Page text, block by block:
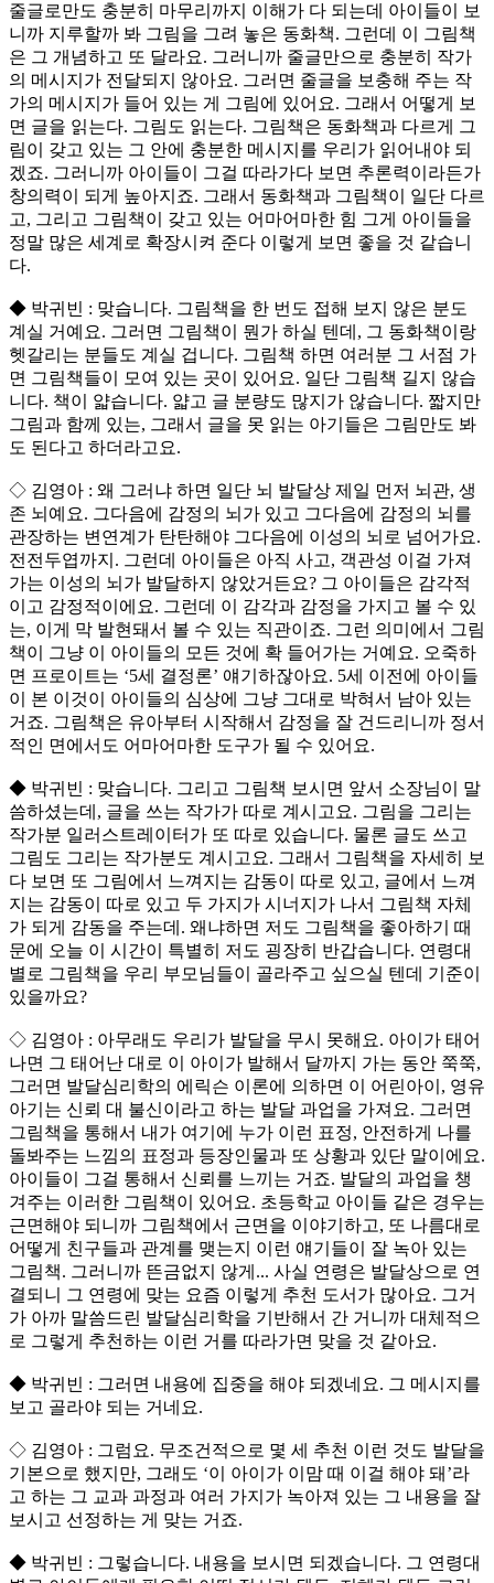
줄글로만도 충분히 마무리까지 이해가 다 되는데 아이들이 보
니까 지루할까 봐 그림을 그려 놓은 동화책. 그런데 이 그림책
은 그 개념하고 또 달라요. 그러니까 줄글만으로 충분히 작가
의 메시지가 전달되지 않아요. 그러면 줄글을 보충해 주는 작
가의 메시지가 들어 있는 게 그림에 있어요. 그래서 어떻게 보
면 글을 읽는다. 그림도 읽는다. 그림책은 동화책과 다르게 그
림이 갖고 있는 그 안에 충분한 메시지를 우리가 읽어내야 되
겠죠. 그러니까 아이들이 그걸 따라가다 보면 추론력이라든가
창의력이 되게 높아지죠. 그래서 동화책과 그림책이 일단 다르
고, 그리고 그림책이 갖고 있는 어마어마한 힘 그게 아이들을
정말 많은 세계로 확장시켜 준다 이렇게 보면 좋을 것 같습니
다.
◆ 박귀빈 : 맞습니다. 그림책을 한 번도 접해 보지 않은 분도
계실 거예요. 그러면 그림책이 뭔가 하실 텐데, 그 동화책이랑
헷갈리는 분들도 계실 겁니다. 그림책 하면 여러분 그 서점 가
면 그림책들이 모여 있는 곳이 있어요. 일단 그림책 길지 않습
니다. 책이 얇습니다. 얇고 글 분량도 많지가 않습니다. 짧지만
그림과 함께 있는, 그래서 글을 못 읽는 아기들은 그림만도 봐
도 된다고 하더라고요.
◇ 김영아 : 왜 그러냐 하면 일단 뇌 발달상 제일 먼저 뇌관, 생
존 뇌예요. 그다음에 감정의 뇌가 있고 그다음에 감정의 뇌를
관장하는 변연계가 탄탄해야 그다음에 이성의 뇌로 넘어가요.
전전두엽까지. 그런데 아이들은 아직 사고, 객관성 이걸 가져
가는 이성의 뇌가 발달하지 않았거든요? 그 아이들은 감각적
이고 감정적이에요. 그런데 이 감각과 감정을 가지고 볼 수 있
는, 이게 막 발현돼서 볼 수 있는 직관이죠. 그런 의미에서 그림
책이 그냥 이 아이들의 모든 것에 확 들어가는 거예요. 오죽하
면 프로이트는 ‘5세 결정론’ 얘기하잖아요. 5세 이전에 아이들
이 본 이것이 아이들의 심상에 그냥 그대로 박혀서 남아 있는
거죠. 그림책은 유아부터 시작해서 감정을 잘 건드리니까 정서
적인 면에서도 어마어마한 도구가 될 수 있어요.
◆ 박귀빈 : 맞습니다. 그리고 그림책 보시면 앞서 소장님이 말
씀하셨는데, 글을 쓰는 작가가 따로 계시고요. 그림을 그리는
작가분 일러스트레이터가 또 따로 있습니다. 물론 글도 쓰고
그림도 그리는 작가분도 계시고요. 그래서 그림책을 자세히 보
다 보면 또 그림에서 느껴지는 감동이 따로 있고, 글에서 느껴
지는 감동이 따로 있고 두 가지가 시너지가 나서 그림책 자체
가 되게 감동을 주는데. 왜냐하면 저도 그림책을 좋아하기 때
문에 오늘 이 시간이 특별히 저도 굉장히 반갑습니다. 연령대
별로 그림책을 우리 부모님들이 골라주고 싶으실 텐데 기준이
있을까요?
◇ 김영아 : 아무래도 우리가 발달을 무시 못해요. 아이가 태어
나면 그 태어난 대로 이 아이가 발해서 달까지 가는 동안 쭉쭉,
그러면 발달심리학의 에릭슨 이론에 의하면 이 어린아이, 영유
아기는 신뢰 대 불신이라고 하는 발달 과업을 가져요. 그러면
그림책을 통해서 내가 여기에 누가 이런 표정, 안전하게 나를
돌봐주는 느낌의 표정과 등장인물과 또 상황과 있단 말이에요.
아이들이 그걸 통해서 신뢰를 느끼는 거죠. 발달의 과업을 챙
겨주는 이러한 그림책이 있어요. 초등학교 아이들 같은 경우는
근면해야 되니까 그림책에서 근면을 이야기하고, 또 나름대로
어떻게 친구들과 관계를 맺는지 이런 얘기들이 잘 녹아 있는
그림책. 그러니까 뜬금없지 않게... 사실 연령은 발달상으로 연
결되니 그 연령에 맞는 요즘 이렇게 추천 도서가 많아요. 그거
가 아까 말씀드린 발달심리학을 기반해서 간 거니까 대체적으
로 그렇게 추천하는 이런 거를 따라가면 맞을 것 같아요.
◆ 박귀빈 : 그러면 내용에 집중을 해야 되겠네요. 그 메시지를
보고 골라야 되는 거네요.
◇ 김영아 : 그럼요. 무조건적으로 몇 세 추천 이런 것도 발달을
기본으로 했지만, 그래도 ‘이 아이가 이맘 때 이걸 해야 돼’라
고 하는 그 교과 과정과 여러 가지가 녹아져 있는 그 내용을 잘
보시고 선정하는 게 맞는 거죠.
◆ 박귀빈 : 그렇습니다. 내용을 보시면 되겠습니다. 그 연령대